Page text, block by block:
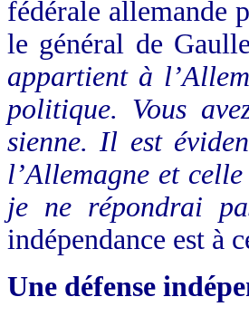
fédérale allemande
le général de
appartient à
politique. Vous
sienne. Il est
l’Allemagne et
je ne répondrai
indépendance est à
Une défense